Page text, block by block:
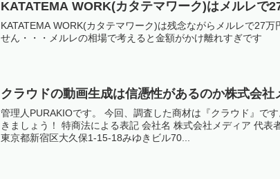
KATATEMA WORK(カタテマワーク)はメルレで
KATATEMA WORK(カタテマワーク)は残念ながらメルレで27万
せん・・・メルレの相場で考えると金額がかけ離れすぎです
クラウドの動画生成は信憑性があるのか株式会社
管理人PURAKIOです。 今回、調査した商材は『クラウド』で
きましょう！ 特商法による表記 会社名 株式会社メディア 代表
東京都新宿区大久保1-15-18みゆきビル70...